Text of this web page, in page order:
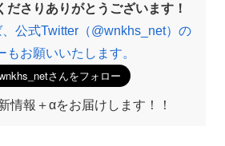
ださりありがとうございます！
公式Twitter（@wnkhs_net）の
もお願いいたします。
情報＋αをお届けします！！